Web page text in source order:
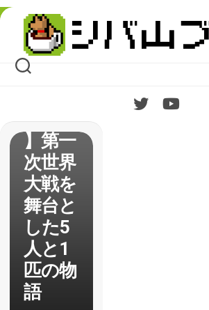
Skip
content
【Valia
Hearts
】第一
次世界
大戦を
舞台と
した5
人と1
匹の物
語